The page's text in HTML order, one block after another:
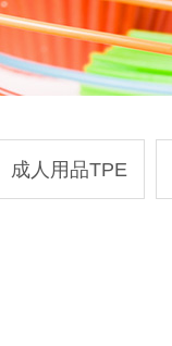
成人用品TPE